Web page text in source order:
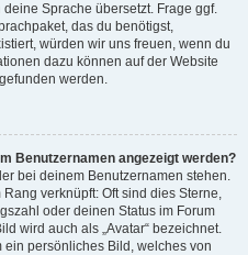
Sprache übersetzt. Frage ggf.
das du benötigst,
würden wir uns freuen, wenn du
dazu können auf der Website
gefunden werden.
Benutzernamen angezeigt werden?
bei deinem Benutzernamen stehen.
verknüpft: Oft sind dies Sterne,
oder deinen Status im Forum
wird auch als „Avatar“ bezeichnet.
persönliches Bild, welches von